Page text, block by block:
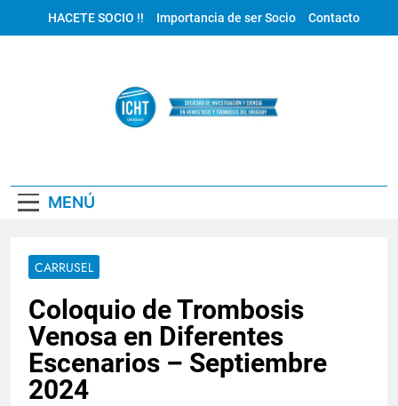
HACETE SOCIO !! Importancia de ser Socio Contacto
MENÚ
CARRUSEL
Coloquio de Trombosis
Venosa en Diferentes
Escenarios – Septiembre
2024